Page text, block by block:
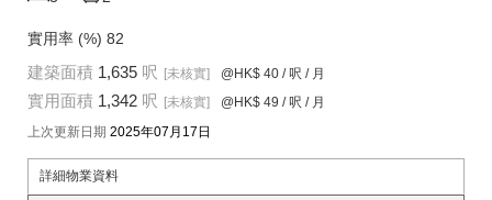
實用率 (%) 82
建築面積 1,635 呎 [未核實] @HK$ 40 / 呎 / 月
實用面積 1,342 呎 [未核實] @HK$ 49 / 呎 / 月
上次更新日期 2025年07月17日
詳細物業資料